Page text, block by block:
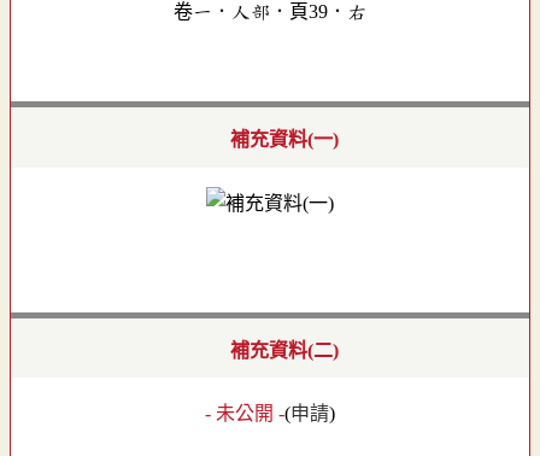
卷一．人部．頁39．右
補充資料(一)
補充資料(二)
- 未公開 -(申請)